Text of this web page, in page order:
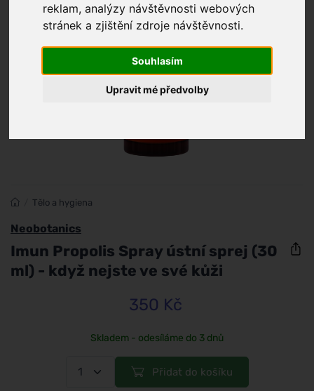
reklam, analýzy návštěvnosti webových
stránek a zjištění zdroje návštěvnosti.
Souhlasím
Upravit mé předvolby
Tělo a hygiena
Neobotanics
Imun Propolis Spray ústní sprej (30
ml) - když nejste ve své kůži
350 Kč
Skladem - odesíláme do 3 dnů
Přidat do košíku